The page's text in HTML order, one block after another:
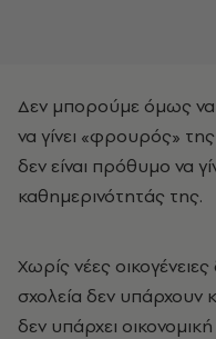
Δεν μπορούμε όμως να
να γίνει «φρουρός»
δεν είναι πρόθυμο να
καθημερινότητάς της.
Χωρίς νέες
σχολεία δεν υπάρχουν
δεν υπάρχει